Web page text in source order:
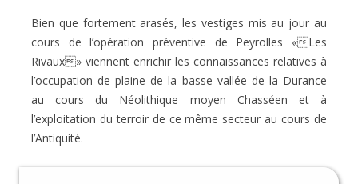
Bien que fortement arasés, les vestiges mis au jour au
cours de l’opération préventive de Peyrolles «Les
Rivaux» viennent enrichir les connaissances relatives à
l’occupation de plaine de la basse vallée de la Durance
au cours du Néolithique moyen Chasséen et à
l’exploitation du terroir de ce même secteur au cours de
l’Antiquité.